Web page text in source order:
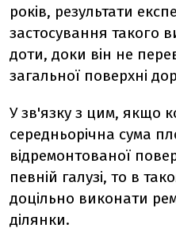
років, результати
застосування такого
доти, доки він не
загальної поверхні
У зв'язку з цим, якщо
середньорічна сума
відремонтованої
певній галузі, то в
доцільно виконати
ділянки.